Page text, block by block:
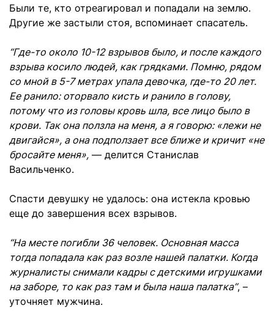
Были те, кто отреагировал и попадали на землю.
Другие же застыли стоя, вспоминает спасатель.
“Где-то около 10-12 взрывов было, и после каждого
взрыва косило людей, как грядками. Помню, рядом
со мной в 5-7 метрах упала девочка, где-то 20 лет.
Ее ранило: оторвало кисть и ранило в голову,
потому что из головы кровь шла, все лицо было в
крови. Так она ползла на меня, а я говорю: «лежи не
двигайся», а она подползает все ближе и кричит «не
бросайте меня», — делится Станислав
Васильченко.
Спасти девушку не удалось: она истекла кровью
еще до завершения всех взрывов.
“На месте погибли 36 человек. Основная масса
тогда попадала как раз возле нашей палатки. Когда
журналисты снимали кадры с детскими игрушками
на заборе, то как раз там и была наша палатка”, –
уточняет мужчина.